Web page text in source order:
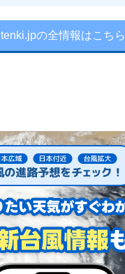
tenki.jpの全情報はこちら